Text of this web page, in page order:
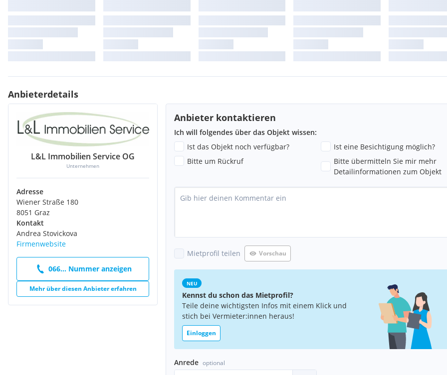
Anbieterdetails
L&L Immobilien Service OG
Unternehmen
Adresse
Wiener Straße 180
8051 Graz
Kontakt
Andrea Stovickova
Firmenwebsite
066... Nummer anzeigen
Mehr über diesen Anbieter erfahren
Anbieter kontaktieren
Ich will folgendes über das Objekt wissen:
Ist das Objekt noch verfügbar?
Ist eine Besichtigung möglich?
Bitte um Rückruf
Bitte übermitteln Sie mir mehr
Detailinformationen zum Objekt
Mietprofil teilen Vorschau
NEU
Kennst du schon das Mietprofil?
Teile deine wichtigsten Infos mit einem Klick und
stich bei Vermieter:innen heraus!
Einloggen
Anrede optional